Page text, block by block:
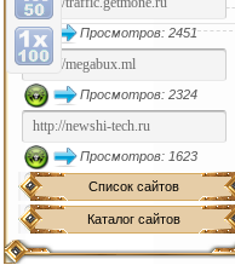
Просмотров: 2451
Просмотров: 2324
Просмотров: 1623
Список сайтов
Каталог сайтов